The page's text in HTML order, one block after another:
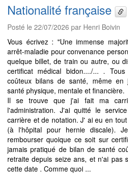
Nationalité française
Posté le 22/07/2026 par Henri Boivin
Vous écrivez : "Une immense
arrêt-maladie pour convenance
quelque billet, de train ou autre, ou
certificat médical bidon..../... .
coûteux bilans de santé, même en
santé physique, mentale et financière.
Il se trouve que j'ai fait ma
l'administration. J'ai quitté le
carrière et de notation. J' ai eu en
(à l'hôpital pour hernie discale).
rembourser quoique ce soit sur
jamais pratiqué de bilan de santé
retraite depuis seize ans, et n'ai pas
cette date . Comme quoi ...